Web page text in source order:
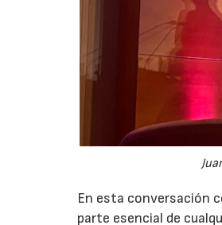
En esta conversación
parte esencial de